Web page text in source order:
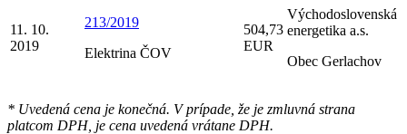
11. 10.
2019
213/2019
Elektrina ČOV
504,73
EUR
Východoslovenská
energetika a.s.
Obec Gerlachov
* Uvedená cena je konečná. V prípade, že je zmluvná strana
platcom DPH, je cena uvedená vrátane DPH.